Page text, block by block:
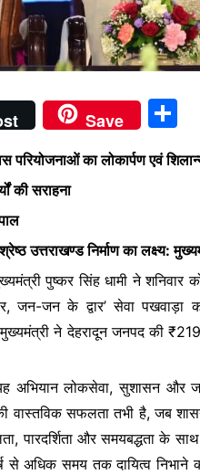
Save
का लोकार्पण एवं
की सराहना
उत्तराखण्ड निर्माण का लक्ष्य:
पुष्कर सिंह धामी ने शनिवार
जन के द्वार’ सेवा पखवाड़ा
मुख्यमंत्री ने देहरादून जनपद की
अभियान लोकसेवा, सुशासन और
वास्तविक सफलता तभी है, जब
पारदर्शिता और समयबद्धता के
अधिक समय तक दायित्व निभाने